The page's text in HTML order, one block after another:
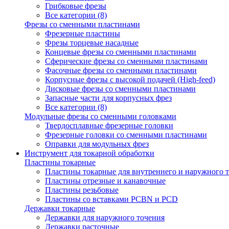
Грибковые фрезы
Все категории (8)
Фрезы со сменными пластинами
Фрезерные пластины
Фрезы торцевые насадные
Концевые фрезы со сменными пластинами
Сферические фрезы со сменными пластинами
Фасочные фрезы со сменными пластинами
Корпусные фрезы с высокой подачей (High-feed)
Дисковые фрезы со сменными пластинами
Запасные части для корпусных фрез
Все категории (8)
Модульные фрезы со сменными головками
Твердосплавные фрезерные головки
Фрезерные головки со сменными пластинами
Оправки для модульных фрез
Инструмент для токарной обработки
Пластины токарные
Пластины токарные для внутреннего и наружного
Пластины отрезные и канавочные
Пластины резьбовые
Пластины со вставками PCBN и PCD
Державки токарные
Державки для наружного точения
Державки расточные